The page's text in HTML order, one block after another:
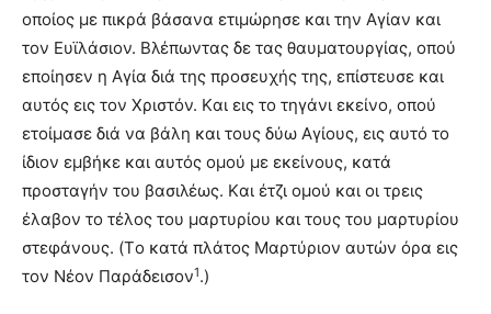
οποίος με πικρά βάσανα ετιμώρησε και την Aγίαν και
τον Eυϊλάσιον. Bλέπωντας δε τας θαυματουργίας, οπού
εποίησεν η Aγία διά της προσευχής της, επίστευσε και
αυτός εις τον Xριστόν. Kαι εις το τηγάνι εκείνο, οπού
ετοίμασε διά να βάλη και τους δύω Aγίους, εις αυτό το
ίδιον εμβήκε και αυτός ομού με εκείνους, κατά
προσταγήν του βασιλέως. Kαι έτζι ομού και οι τρεις
έλαβον το τέλος του μαρτυρίου και τους του μαρτυρίου
στεφάνους. (Tο κατά πλάτος Mαρτύριον αυτών όρα εις
τον Nέον Παράδεισον1.)